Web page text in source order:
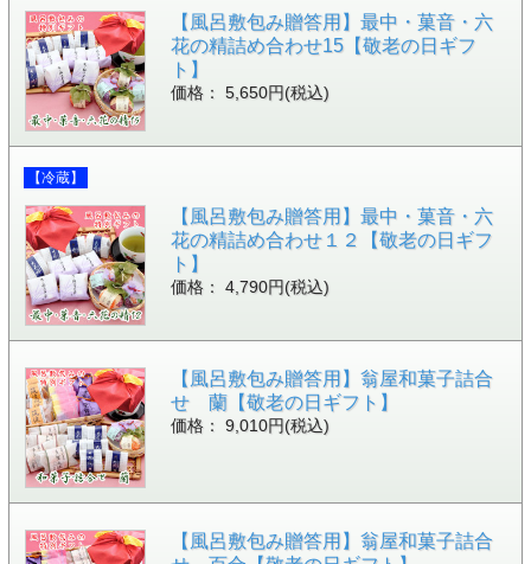
【風呂敷包み贈答用】最中・菓音・六
花の精詰め合わせ15【敬老の日ギフ
ト】
価格： 5,650円(税込)
【冷蔵】
【風呂敷包み贈答用】最中・菓音・六
花の精詰め合わせ１２【敬老の日ギフ
ト】
価格： 4,790円(税込)
【風呂敷包み贈答用】翁屋和菓子詰合
せ 蘭【敬老の日ギフト】
価格： 9,010円(税込)
【風呂敷包み贈答用】翁屋和菓子詰合